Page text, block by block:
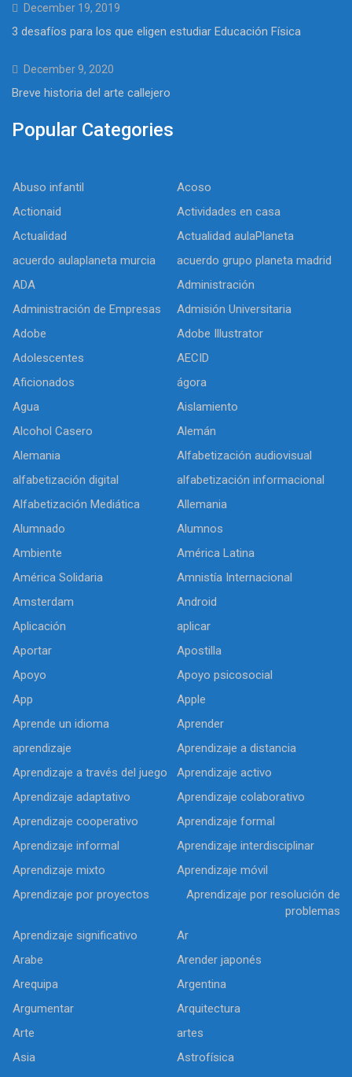
December 19, 2019
3 desafíos para los que eligen estudiar Educación Física
December 9, 2020
Breve historia del arte callejero
Popular Categories
Abuso infantil
Acoso
Actionaid
Actividades en casa
Actualidad
Actualidad aulaPlaneta
acuerdo aulaplaneta murcia
acuerdo grupo planeta madrid
ADA
Administración
Administración de Empresas
Admisión Universitaria
Adobe
Adobe Illustrator
Adolescentes
AECID
Aficionados
ágora
Agua
Aislamiento
Alcohol Casero
Alemán
Alemania
Alfabetización audiovisual
alfabetización digital
alfabetización informacional
Alfabetización Mediática
Allemania
Alumnado
Alumnos
Ambiente
América Latina
América Solidaria
Amnistía Internacional
Amsterdam
Android
Aplicación
aplicar
Aportar
Apostilla
Apoyo
Apoyo psicosocial
App
Apple
Aprende un idioma
Aprender
aprendizaje
Aprendizaje a distancia
Aprendizaje a través del juego
Aprendizaje activo
Aprendizaje adaptativo
Aprendizaje colaborativo
Aprendizaje cooperativo
Aprendizaje formal
Aprendizaje informal
Aprendizaje interdisciplinar
Aprendizaje mixto
Aprendizaje móvil
Aprendizaje por proyectos
Aprendizaje por resolución de
problemas
Aprendizaje significativo
Ar
Arabe
Arender japonés
Arequipa
Argentina
Argumentar
Arquitectura
Arte
artes
Asia
Astrofísica